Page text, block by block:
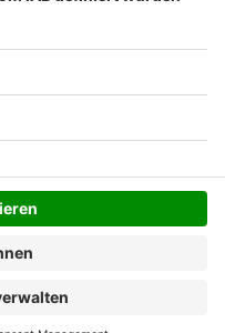
wenn